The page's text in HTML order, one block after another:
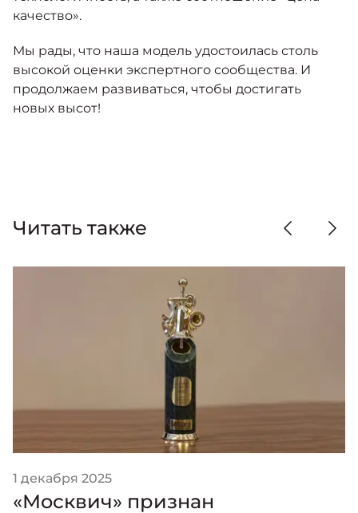
от 3 125 000 ₽*
качество».
Мы рады, что наша модель удостоилась столь
высокой оценки экспертного сообщества. И
продолжаем развиваться, чтобы достигать
новых высот!
Читать также
1 декабря 2025
«Москвич» признан